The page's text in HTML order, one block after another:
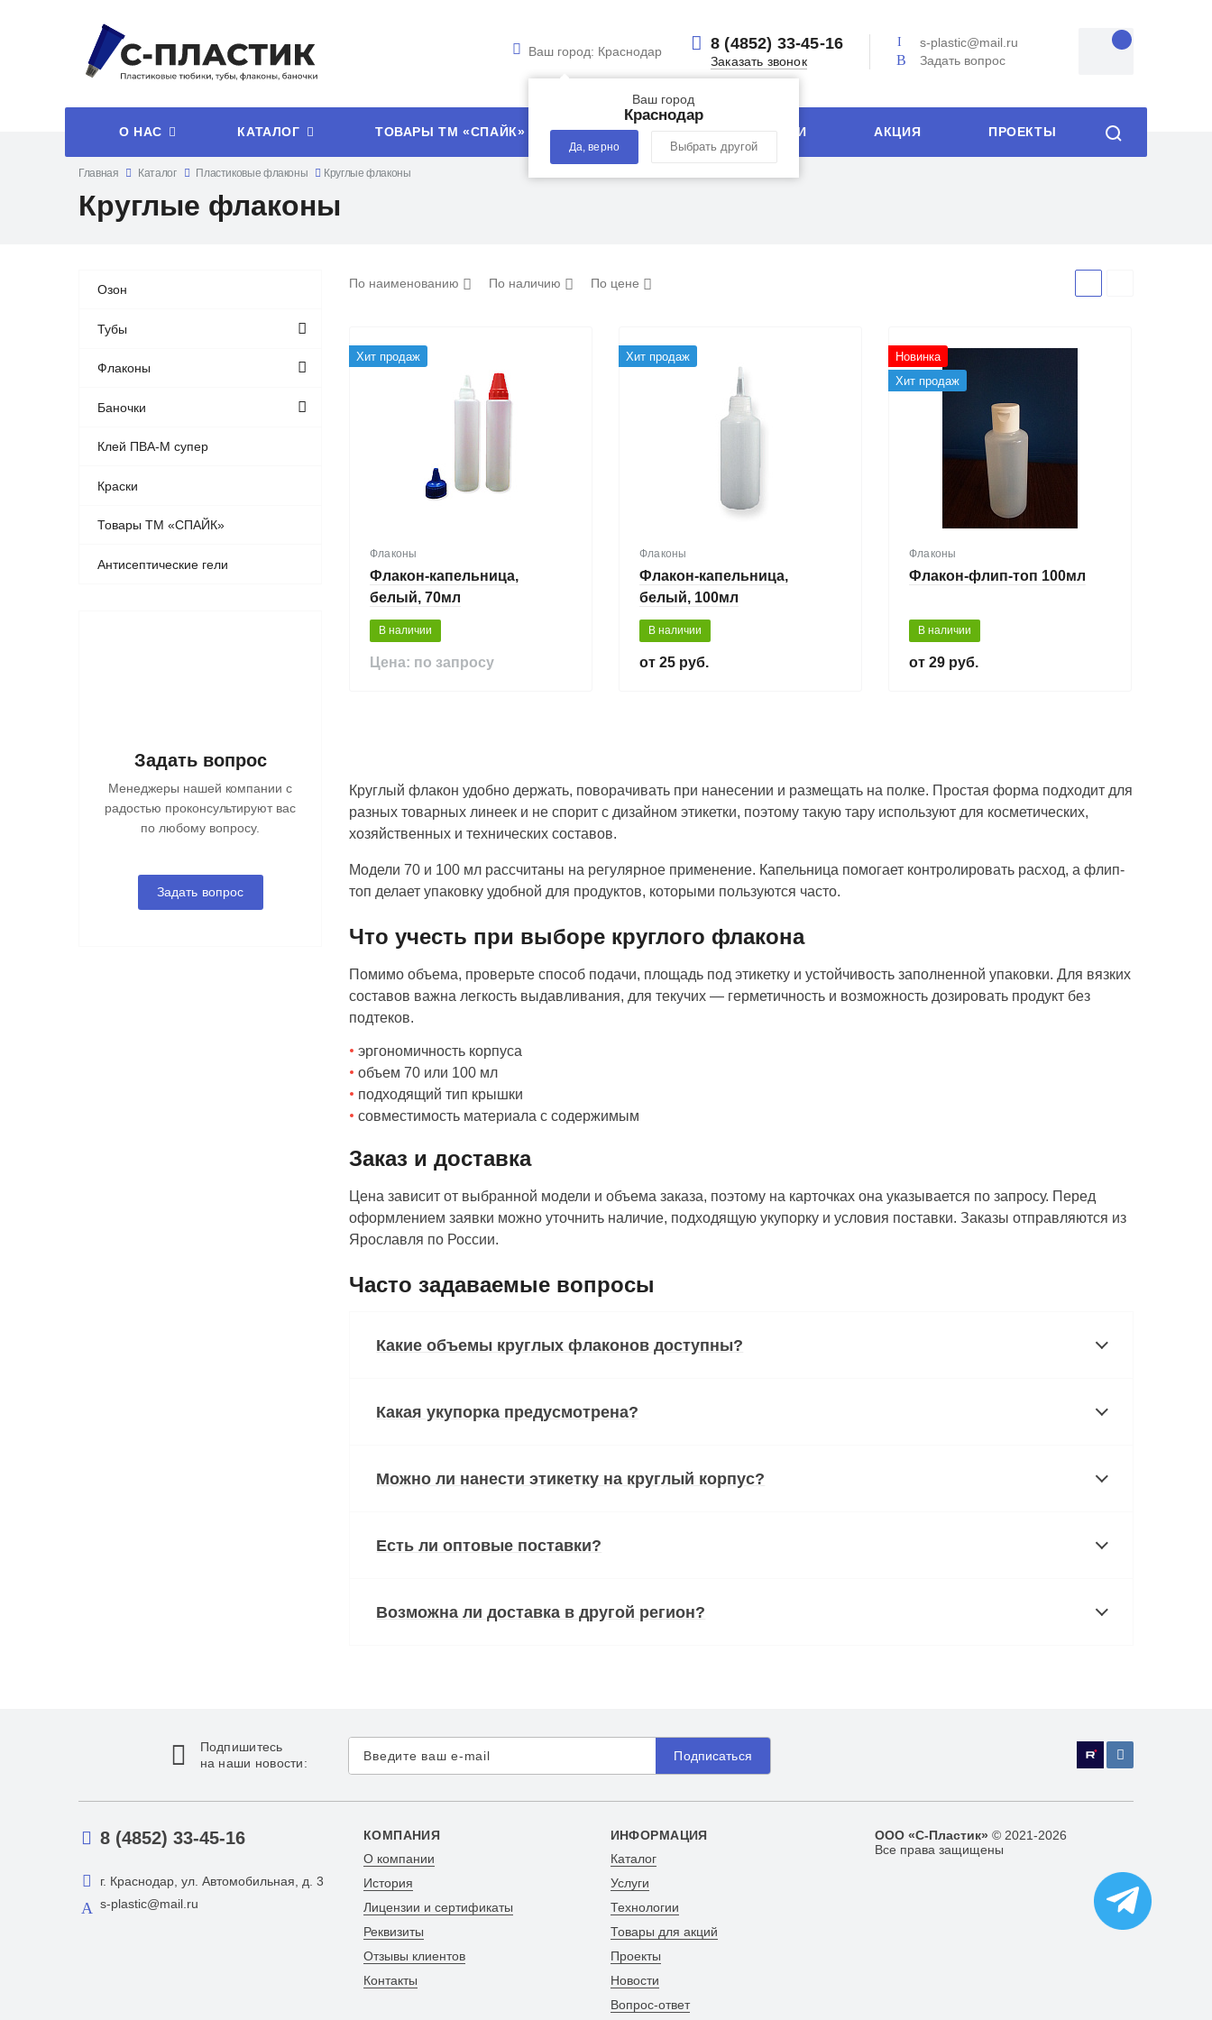
Ваш город: Краснодар
Ваш город
Краснодар
Да, верно Выбрать другой
8 (4852) 33-45-16
Заказать звонок
s-plastic@mail.ru
Задать вопрос
О НАС КАТАЛОГ ТОВАРЫ ТМ «СПАЙК» УСЛУГИ ТЕХНОЛОГИИ АКЦИЯ ПРОЕКТЫ
Главная Каталог Пластиковые флаконы Круглые флаконы
Круглые флаконы
Озон
Тубы
Флаконы
Баночки
Клей ПВА-М супер
Краски
Товары ТМ «СПАЙК»
Антисептические гели
Задать вопрос
Менеджеры нашей компании с
радостью проконсультируют вас
по любому вопросу.
Задать вопрос
По наименованию По наличию По цене
Хит продаж
Флаконы
Флакон-капельница,
белый, 70мл
В наличии
Цена: по запросу
Хит продаж
Флаконы
Флакон-капельница,
белый, 100мл
В наличии
25 руб.
Новинка
Хит продаж
Флаконы
Флакон-флип-топ 100мл
В наличии
29 руб.
Круглый флакон удобно держать, поворачивать при нанесении и размещать на полке. Простая форма подходит для
разных товарных линеек и не спорит с дизайном этикетки, поэтому такую тару используют для косметических,
хозяйственных и технических составов.
Модели 70 и 100 мл рассчитаны на регулярное применение. Капельница помогает контролировать расход, а флип-
топ делает упаковку удобной для продуктов, которыми пользуются часто.
Что учесть при выборе круглого флакона
Помимо объема, проверьте способ подачи, площадь под этикетку и устойчивость заполненной упаковки. Для вязких
составов важна легкость выдавливания, для текучих — герметичность и возможность дозировать продукт без
подтеков.
эргономичность корпуса
объем 70 или 100 мл
подходящий тип крышки
совместимость материала с содержимым
Заказ и доставка
Цена зависит от выбранной модели и объема заказа, поэтому на карточках она указывается по запросу. Перед
оформлением заявки можно уточнить наличие, подходящую укупорку и условия поставки. Заказы отправляются из
Ярославля по России.
Часто задаваемые вопросы
Какие объемы круглых флаконов доступны?
Какая укупорка предусмотрена?
Можно ли нанести этикетку на круглый корпус?
Есть ли оптовые поставки?
Возможна ли доставка в другой регион?
Подпишитесь
на наши новости:
Подписаться
8 (4852) 33-45-16
г. Краснодар, ул. Автомобильная, д. 3
s-plastic@mail.ru
КОМПАНИЯ
О компании
История
Лицензии и сертификаты
Реквизиты
Отзывы клиентов
Контакты
ИНФОРМАЦИЯ
Каталог
Услуги
Технологии
Товары для акций
Проекты
Новости
Вопрос-ответ
ООО «С-Пластик» © 2021-2026
Все права защищены